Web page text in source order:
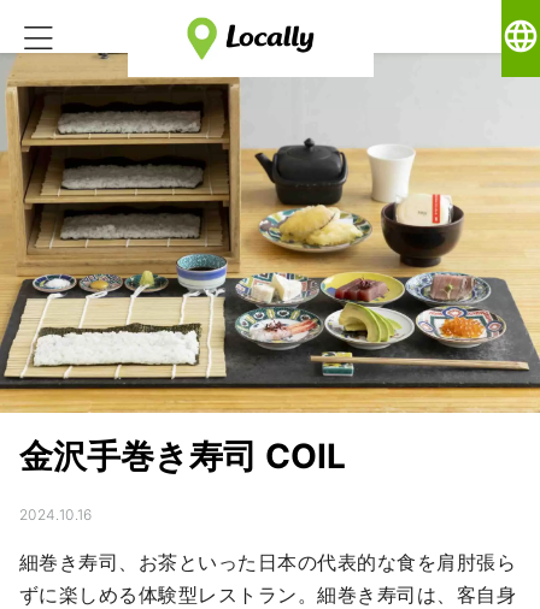
language
金沢手巻き寿司 COIL
2024.10.16
細巻き寿司、お茶といった日本の代表的な食を肩肘張ら
ずに楽しめる体験型レストラン。細巻き寿司は、客自身